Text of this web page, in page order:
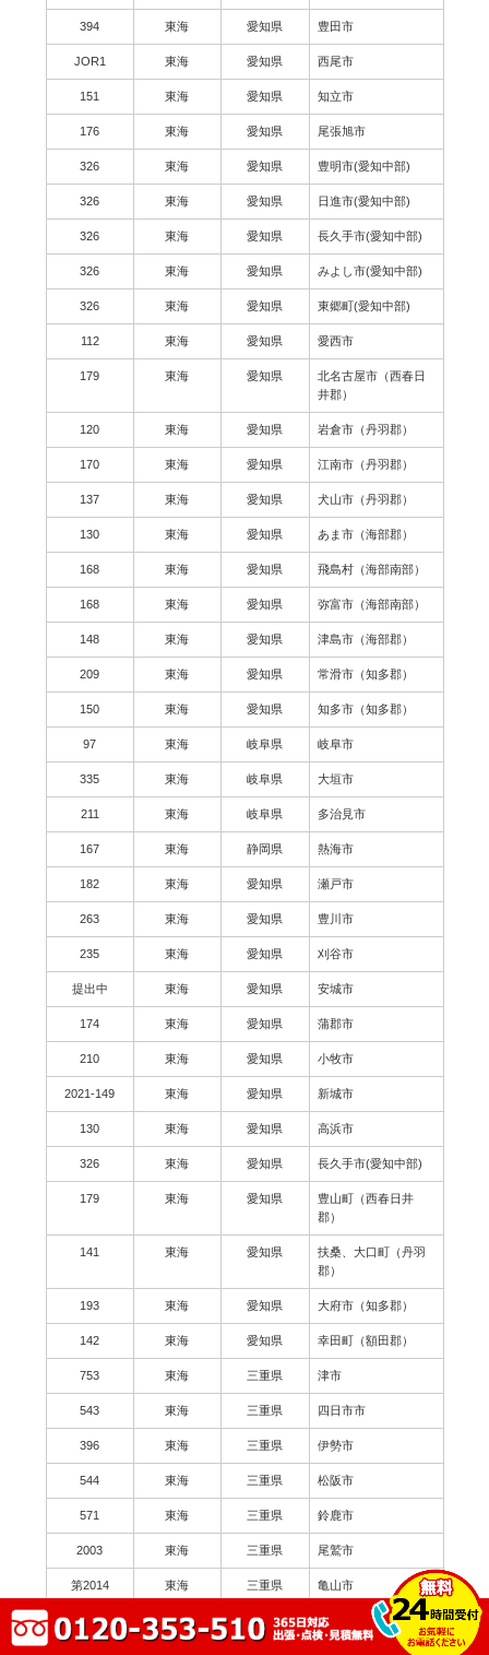
394 東海 愛知県 豊田市
JOR1 東海 愛知県 西尾市
151 東海 愛知県 知立市
176 東海 愛知県 尾張旭市
326 東海 愛知県 豊明市(愛知中部)
326 東海 愛知県 日進市(愛知中部)
326 東海 愛知県 長久手市(愛知中部)
326 東海 愛知県 みよし市(愛知中部)
326 東海 愛知県 東郷町(愛知中部)
112 東海 愛知県 愛西市
179 東海 愛知県
北名古屋市（西春日
井郡）
120 東海 愛知県 岩倉市（丹羽郡）
170 東海 愛知県 江南市（丹羽郡）
137 東海 愛知県 犬山市（丹羽郡）
130 東海 愛知県 あま市（海部郡）
168 東海 愛知県 飛島村（海部南部）
168 東海 愛知県 弥富市（海部南部）
148 東海 愛知県 津島市（海部郡）
209 東海 愛知県 常滑市（知多郡）
150 東海 愛知県 知多市（知多郡）
97 東海 岐阜県 岐阜市
335 東海 岐阜県 大垣市
211 東海 岐阜県 多治見市
167 東海 静岡県 熱海市
182 東海 愛知県 瀬戸市
263 東海 愛知県 豊川市
235 東海 愛知県 刈谷市
提出中 東海 愛知県 安城市
174 東海 愛知県 蒲郡市
210 東海 愛知県 小牧市
2021-149 東海 愛知県 新城市
130 東海 愛知県 高浜市
326 東海 愛知県 長久手市(愛知中部)
179 東海 愛知県
豊山町（西春日井
郡）
141 東海 愛知県
扶桑、大口町（丹羽
郡）
193 東海 愛知県 大府市（知多郡）
142 東海 愛知県 幸田町（額田郡）
753 東海 三重県 津市
543 東海 三重県 四日市市
396 東海 三重県 伊勢市
544 東海 三重県 松阪市
571 東海 三重県 鈴鹿市
2003 東海 三重県 尾鷲市
第2014 東海 三重県 亀山市
179 東海 三重県 鳥羽市